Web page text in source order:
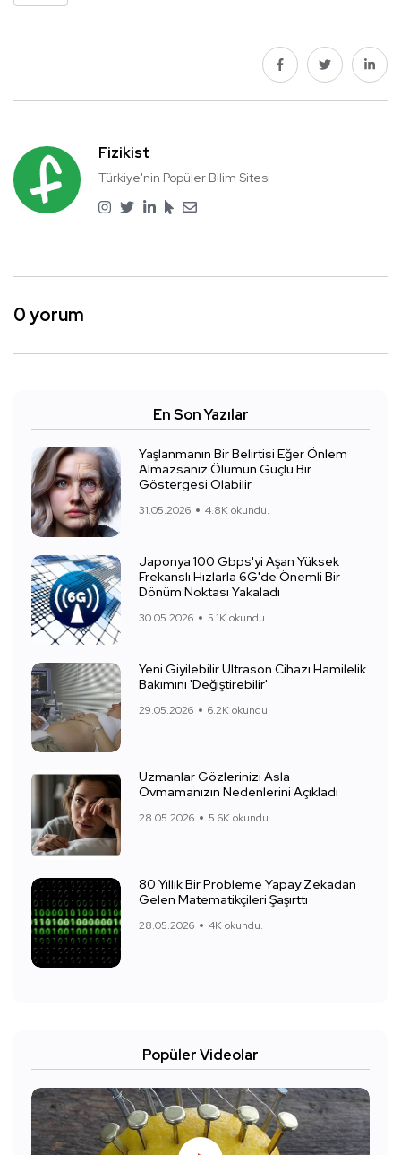
Fizikist
Türkiye'nin Popüler Bilim Sitesi
0 yorum
En Son Yazılar
Yaşlanmanın Bir Belirtisi Eğer Önlem
Almazsanız Ölümün Güçlü Bir
Göstergesi Olabilir
31.05.2026 4.8K okundu.
Japonya 100 Gbps'yi Aşan Yüksek
Frekanslı Hızlarla 6G'de Önemli Bir
Dönüm Noktası Yakaladı
30.05.2026 5.1K okundu.
Yeni Giyilebilir Ultrason Cihazı Hamilelik
Bakımını 'Değiştirebilir'
29.05.2026 6.2K okundu.
Uzmanlar Gözlerinizi Asla
Ovmamanızın Nedenlerini Açıkladı
28.05.2026 5.6K okundu.
80 Yıllık Bir Probleme Yapay Zekadan
Gelen Matematikçileri Şaşırttı
28.05.2026 4K okundu.
Popüler Videolar